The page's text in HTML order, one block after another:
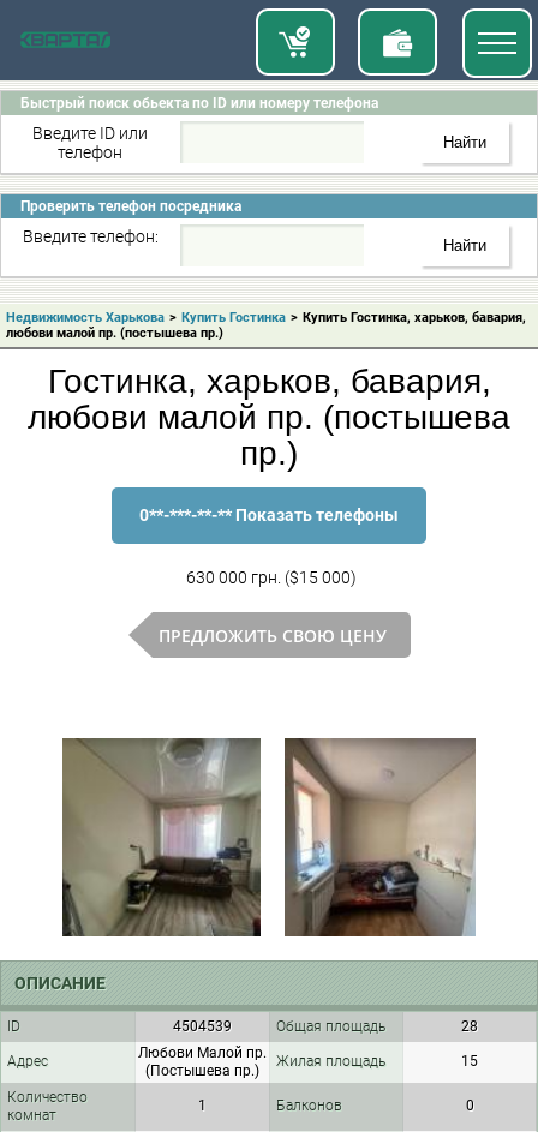
Быстрый поиск обьекта по ID или номеру телефона
Введите ID или
телефон
Проверить телефон посредника
Введите телефон:
Недвижимость Харькова > Купить Гостинка > Купить Гостинка, харьков, бавария,
любови малой пр. (постышева пр.)
Гостинка, харьков, бавария,
любови малой пр. (постышева
пр.)
0**-***-**-** Показать телефоны
630 000 грн. ($15 000)
ПРЕДЛОЖИТЬ СВОЮ ЦЕНУ
ОПИСАНИЕ
ID 4504539 Общая площадь 28
Адрес
Любови Малой пр.
(Постышева пр.)
Жилая площадь 15
Количество
комнат
1 Балконов 0